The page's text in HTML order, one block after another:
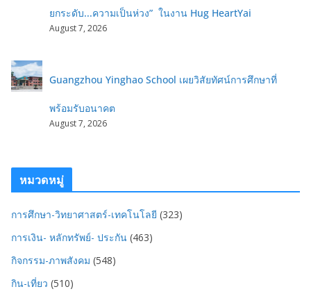
ยกระดับ...ความเป็นห่วง” ในงาน Hug HeartYai
August 7, 2026
Guangzhou Yinghao School เผยวิสัยทัศน์การศึกษาที่
พร้อมรับอนาคต
August 7, 2026
หมวดหมู่
การศึกษา-วิทยาศาสตร์-เทคโนโลยี (323)
การเงิน- หลักทรัพย์- ประกัน (463)
กิจกรรม-ภาพสังคม (548)
กิน-เที่ยว (510)